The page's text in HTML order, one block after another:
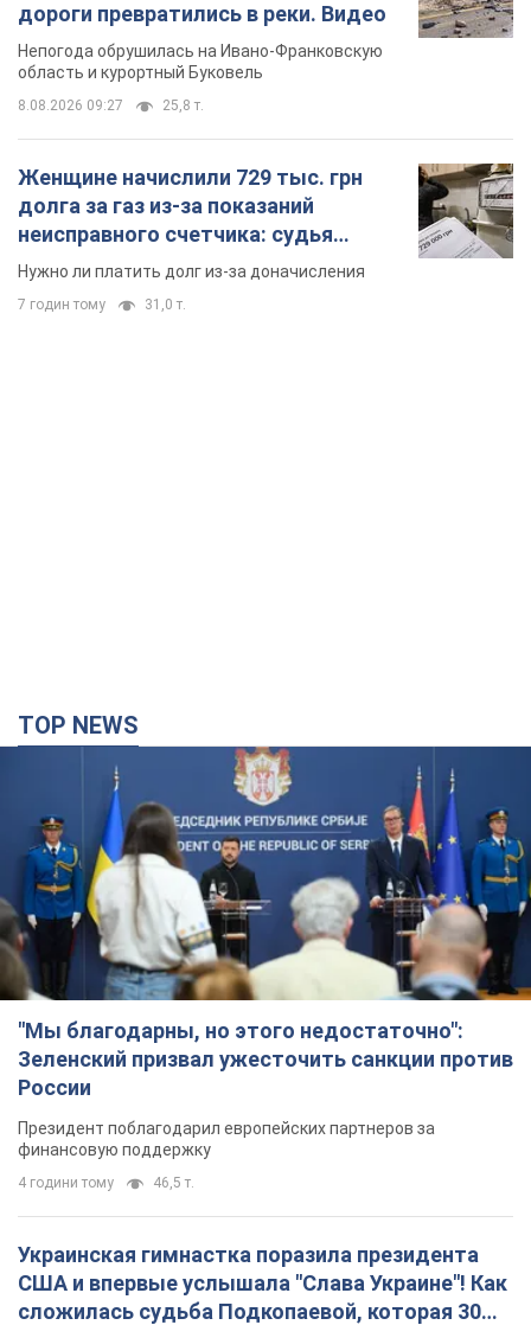
дороги превратились в реки. Видео
Непогода обрушилась на Ивано-Франковскую
область и курортный Буковель
8.08.2026 09:27 25,8 т.
Женщине начислили 729 тыс. грн
долга за газ из-за показаний
неисправного счетчика: судья
вынес неожиданное решение
Нужно ли платить долг из-за доначисления
7 годин тому 31,0 т.
TOP NEWS
"Мы благодарны, но этого недостаточно":
Зеленский призвал ужесточить санкции против
России
Президент поблагодарил европейских партнеров за
финансовую поддержку
4 години тому 46,5 т.
Украинская гимнастка поразила президента
США и впервые услышала "Слава Украине"! Как
сложилась судьба Подкопаевой, которая 30